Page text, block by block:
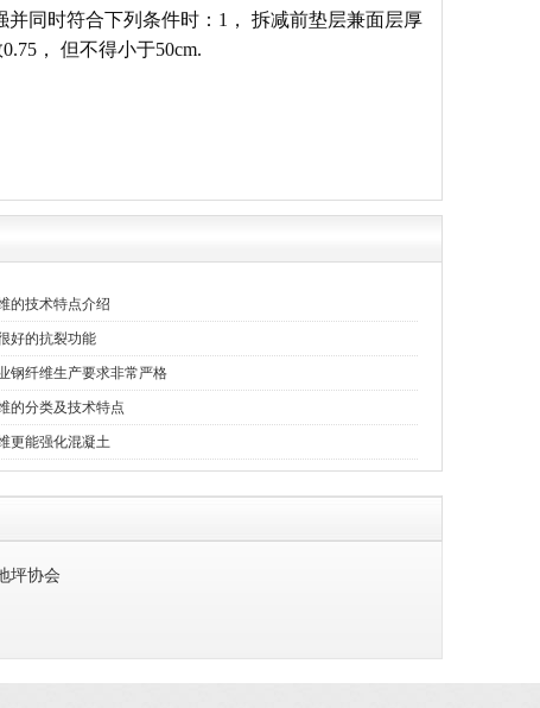
同时符合下列条件时：1， 拆减前垫层兼面层厚
， 但不得小于50cm.
的技术特点介绍
好的抗裂功能
钢纤维生产要求非常严格
的分类及技术特点
更能强化混凝土
坪协会